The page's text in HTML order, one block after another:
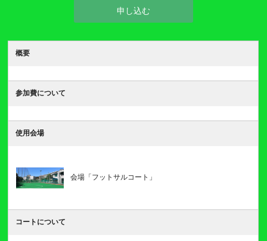
申し込む
概要
参加費について
使用会場
会場「フットサルコート」
コートについて